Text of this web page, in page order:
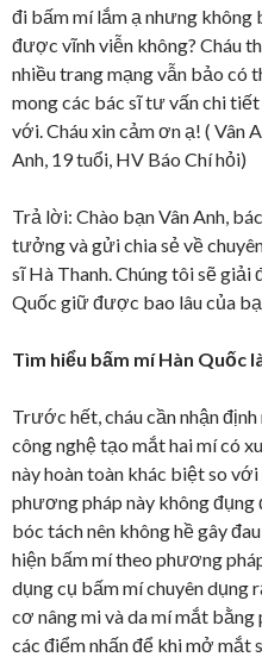
đi bấm mí lắm ạ nhưng
được vĩnh viễn không? Cháu
nhiều trang mạng vẫn bảo có
mong các bác sĩ tư vấn chi
với. Cháu xin cảm ơn ạ! ( Vân
Anh, 19 tuổi, HV Báo Chí hỏi)
Trả lời: Chào bạn Vân Anh,
tưởng và gửi chia sẻ về
sĩ Hà Thanh. Chúng tôi sẽ giải
Quốc giữ được bao lâu của
Tìm hiểu bấm mí Hàn Quốc
Trước hết, cháu cần nhận
công nghệ tạo mắt hai mí có
này hoàn toàn khác biệt so
phương pháp này không đụng
bóc tách nên không hề gây
hiện bấm mí theo phương
dụng cụ bấm mí chuyên dụng
cơ nâng mi và da mí mắt
các điểm nhấn để khi mở mắt